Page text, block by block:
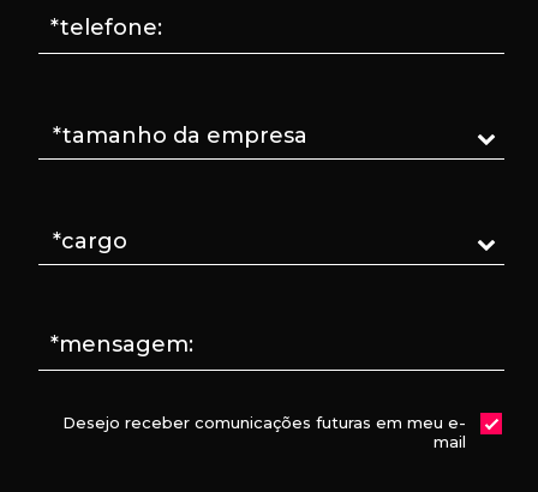
*telefone:
*mensagem:
Desejo receber comunicações futuras em meu e-
mail